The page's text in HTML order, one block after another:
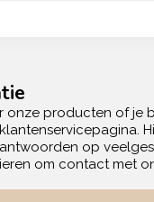
onze producten of je
op
om contact met